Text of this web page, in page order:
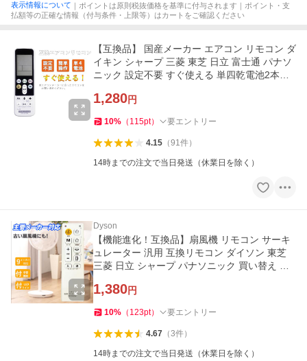
表示情報について ｜ポイントは原則税抜価格を基準に付与されます｜ポイント・支
払額等の正確な情報（付与条件・上限等）はカートをご確認ください
【互換品】 国産メーカー エアコン リモコン ダ
イキン シャープ 三菱 東芝 日立 富士通 パナソ
ニック 設定不要 すぐ使える 単四乾電池2本別
1,280円
10% （ 115pt） 要エントリー
4.15（91件）
14時までの注文で当日発送（休業日を除く）
Dyson
【機能進化！互換品】扇風機 リモコン サーキ
ュレーター 汎用 互換リモコン ダイソン 東芝
三菱 日立 シャープ パナソニック 買い替え 紛
1,380円
10% （ 123pt） 要エントリー
4.67（3件）
14時までの注文で当日発送（休業日を除く）